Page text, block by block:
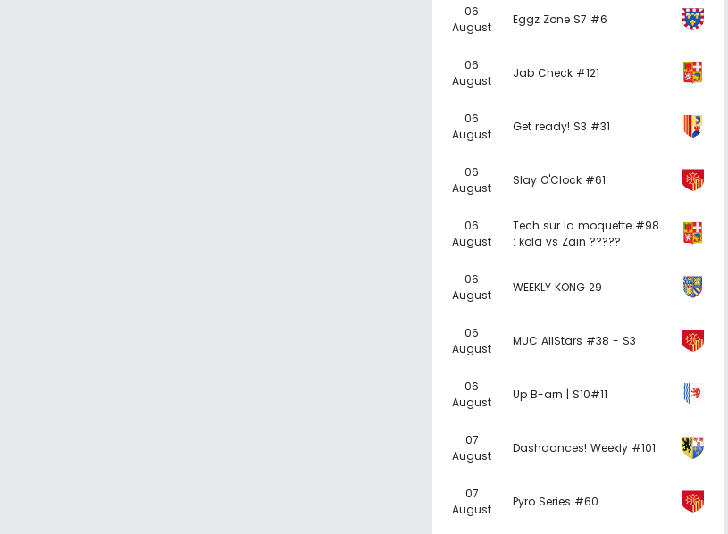
06
August
Eggz Zone S7 #6
06
August
Jab Check #121
06
August
Get ready! S3 #31
06
August
Slay O'Clock #61
06
August
Tech sur la moquette #98
: kola vs Zain ?????
06
August
WEEKLY KONG 29
06
August
MUC AllStars #38 - S3
06
August
Up B-arn | S10#11
07
August
Dashdances! Weekly #101
07
August
Pyro Series #60